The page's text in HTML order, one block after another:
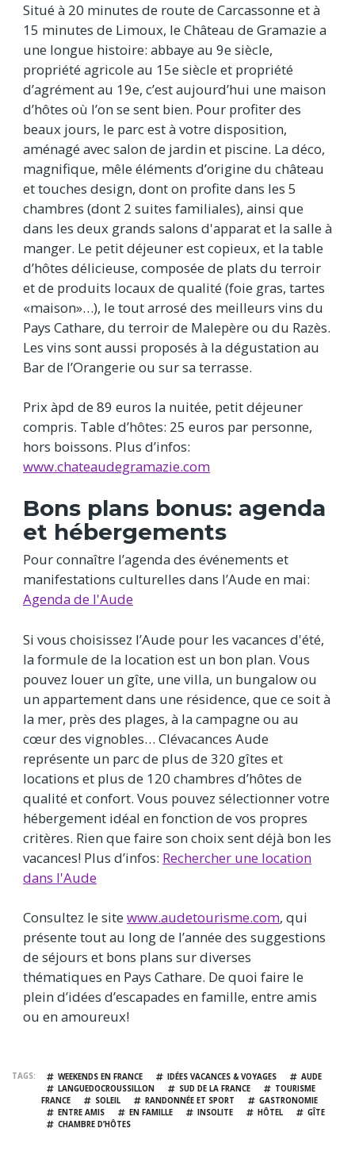
Situé à 20 minutes de route de Carcassonne et à
15 minutes de Limoux, le Château de Gramazie a
une longue histoire: abbaye au 9e siècle,
propriété agricole au 15e siècle et propriété
d’agrément au 19e, c’est aujourd’hui une maison
d’hôtes où l’on se sent bien. Pour profiter des
beaux jours, le parc est à votre disposition,
aménagé avec salon de jardin et piscine. La déco,
magnifique, mêle éléments d’origine du château
et touches design, dont on profite dans les 5
chambres (dont 2 suites familiales), ainsi que
dans les deux grands salons d'apparat et la salle à
manger. Le petit déjeuner est copieux, et la table
d’hôtes délicieuse, composée de plats du terroir
et de produits locaux de qualité (foie gras, tartes
«maison»…), le tout arrosé des meilleurs vins du
Pays Cathare, du terroir de Malepère ou du Razès.
Les vins sont aussi proposés à la dégustation au
Bar de l’Orangerie ou sur sa terrasse.
Prix àpd de 89 euros la nuitée, petit déjeuner
compris. Table d’hôtes: 25 euros par personne,
hors boissons. Plus d’infos:
www.chateaudegramazie.com
Bons plans bonus: agenda
et hébergements
Pour connaître l’agenda des événements et
manifestations culturelles dans l’Aude en mai:
Agenda de l'Aude
Si vous choisissez l’Aude pour les vacances d'été,
la formule de la location est un bon plan. Vous
pouvez louer un gîte, une villa, un bungalow ou
un appartement dans une résidence, que ce soit à
la mer, près des plages, à la campagne ou au
cœur des vignobles… Clévacances Aude
représente un parc de plus de 320 gîtes et
locations et plus de 120 chambres d’hôtes de
qualité et confort. Vous pouvez sélectionner votre
hébergement idéal en fonction de vos propres
critères. Rien que faire son choix sent déjà bon les
vacances! Plus d’infos: Rechercher une location
dans l'Aude
Consultez le site www.audetourisme.com, qui
présente tout au long de l’année des suggestions
de séjours et bons plans sur diverses
thématiques en Pays Cathare. De quoi faire le
plein d’idées d’escapades en famille, entre amis
ou en amoureux!
TAGS WEEKENDS EN FRANCE IDÉES VACANCES & VOYAGES
AUDE
LANGUEDOCROUSSILLON
SUD DE LA FRANCE
TOURISME
FRANCE
SOLEIL RANDONNÉE ET SPORT
GASTRONOMIE
ENTRE AMIS
EN FAMILLE INSOLITE HÔTEL
GÎTE
CHAMBRE D’HÔTES